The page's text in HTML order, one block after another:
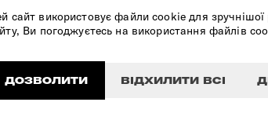
сайт використовує файли cookie для
Ви погоджуєтесь на використання файлів
ДОЗВОЛИТИ ВІДХИЛИТИ ВСІ